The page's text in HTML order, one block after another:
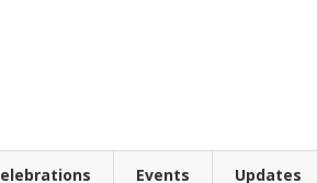
Events Updates